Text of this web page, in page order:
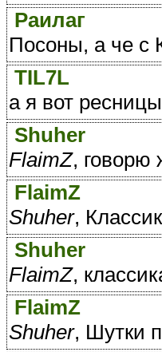
Раилаг
Посоны, а че с
TIL7L
а я вот
Shuher
FlaimZ, говорю
FlaimZ
Shuher,
Shuher
FlaimZ,
FlaimZ
Shuher, Шутки